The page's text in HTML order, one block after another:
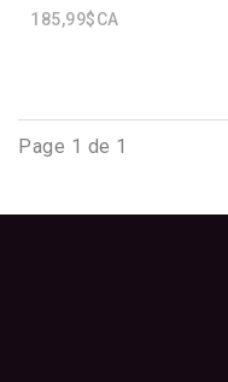
185,99$CA
Page 1 de 1